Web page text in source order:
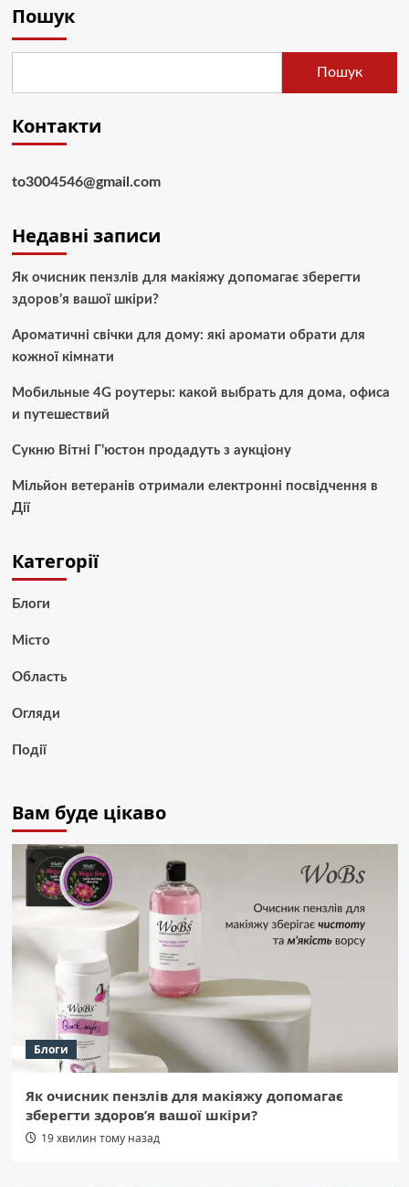
Пошук
Пошук
Контакти
to3004546@gmail.com
Недавні записи
Як очисник пензлів для макіяжу допомагає зберегти
здоров’я вашої шкіри?
Ароматичні свічки для дому: які аромати обрати для
кожної кімнати
Мобильные 4G роутеры: какой выбрать для дома, офиса
и путешествий
Сукню Вітні Г’юстон продадуть з аукціону
Мільйон ветеранів отримали електронні посвідчення в
Дії
Категорії
Блоги
Місто
Область
Огляди
Події
Вам буде цікаво
Блоги
Як очисник пензлів для макіяжу допомагає
зберегти здоров’я вашої шкіри?
19 хвилин тому назад